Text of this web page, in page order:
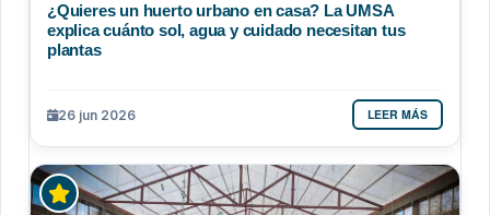
¿Quieres un huerto urbano en casa? La UMSA
explica cuánto sol, agua y cuidado necesitan tus
plantas
26 jun 2026 LEER MÁS